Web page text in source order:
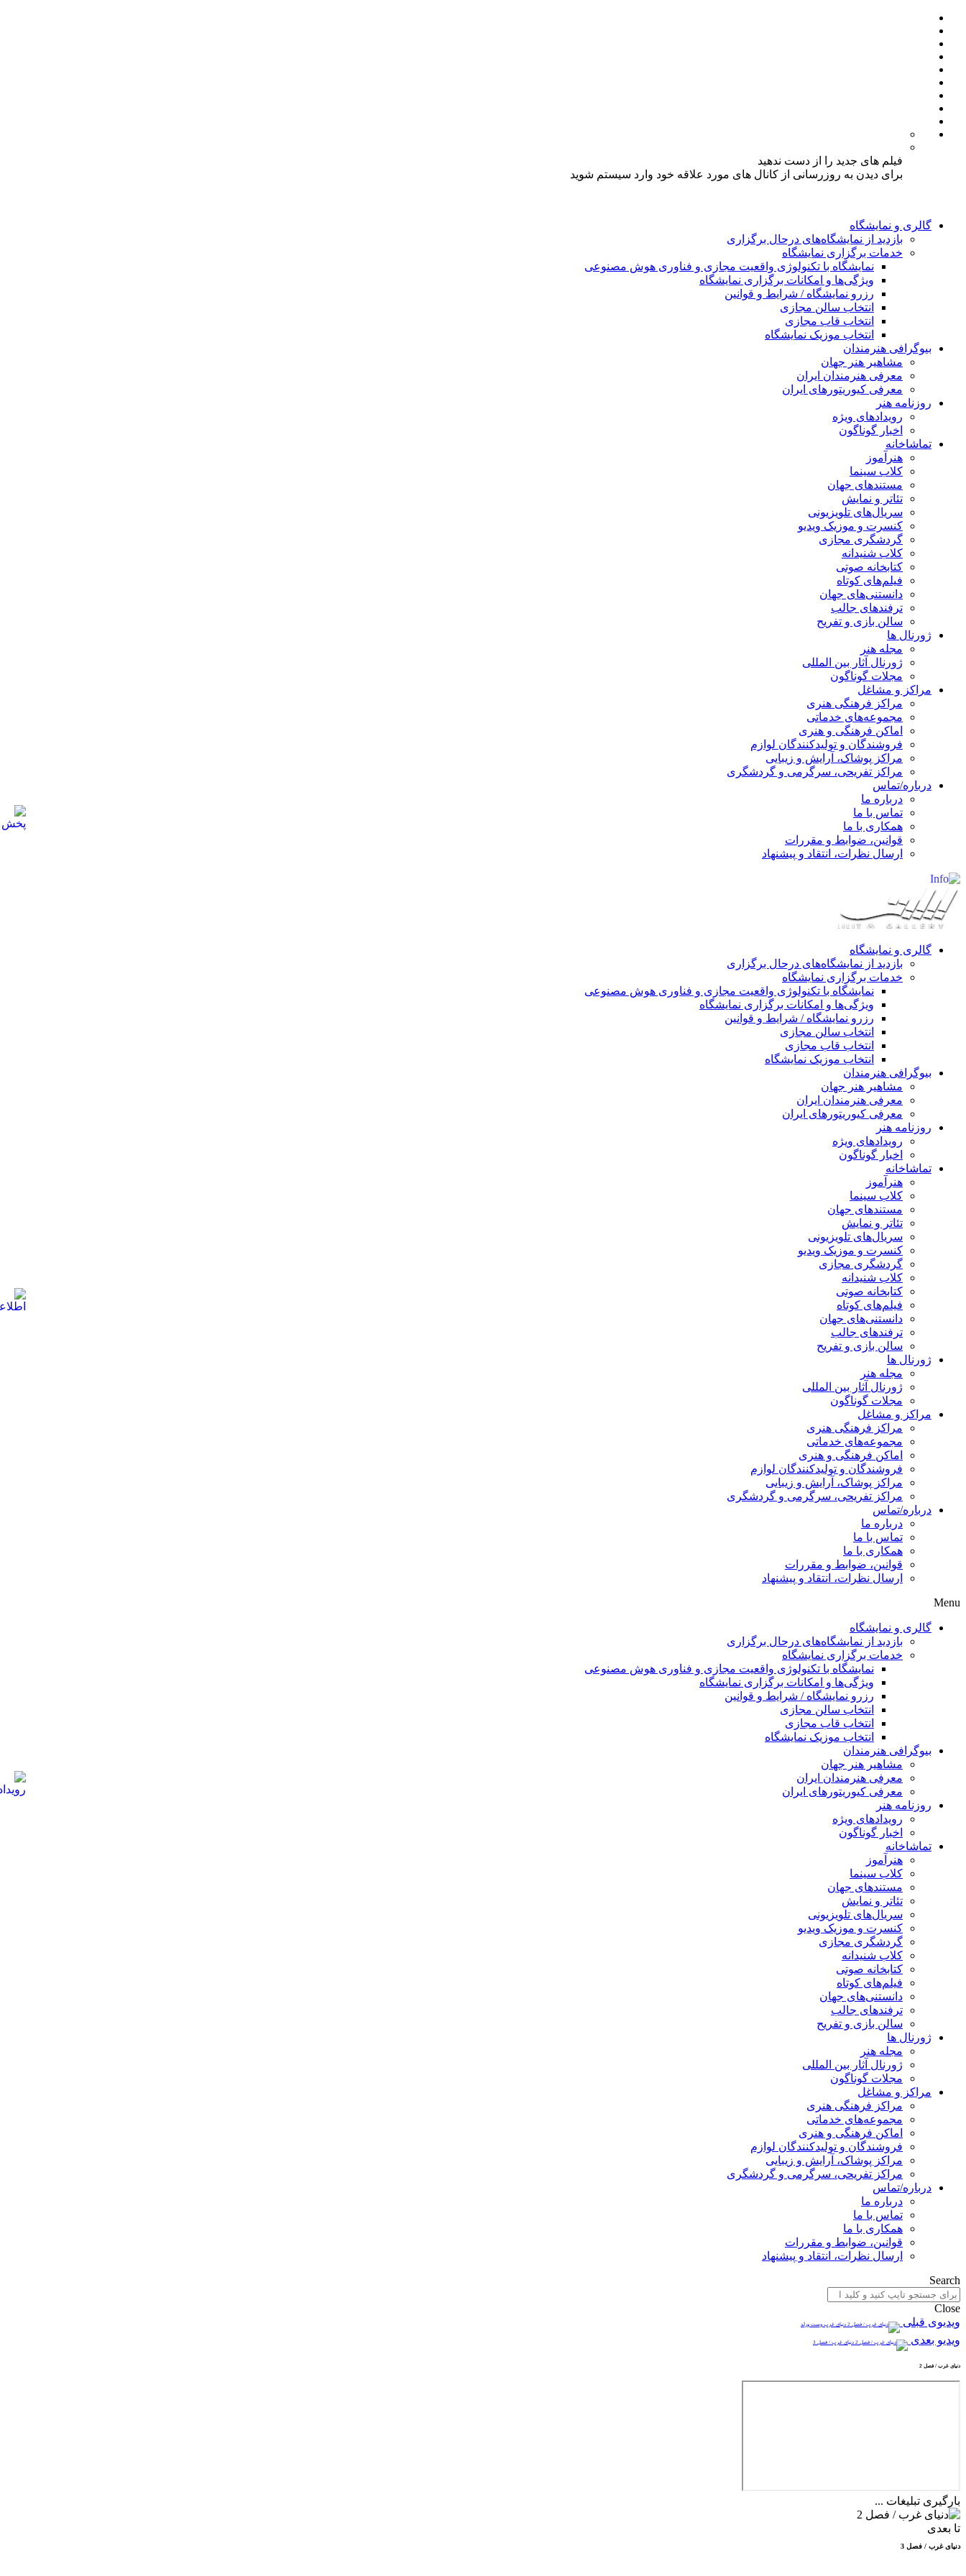
فیلم های جدید را از دست ندهید
برای دیدن به روزرسانی از کانال های مورد علاقه خود وارد سیستم شوید
گالری و نمایشگاه
بازدید از نمایشگاه‌های درحال برگزاری
خدمات برگزاری نمایشگاه
نمایشگاه با تکنولوژی واقعیت مجازی و فناوری هوش مصنوعی
ویژگی‌ها و امکانات برگزاری نمایشگاه
رزرو نمایشگاه / شرایط و قوانین
انتخاب سالن مجازی
انتخاب قاب مجازی
انتخاب موزیک نمایشگاه
بیوگرافی هنرمندان
مشاهیر هنر جهان
معرفی هنرمندان ایران
معرفی کیوریتورهای ایران
روزنامه هنر
رویدادهای ویژه
اخبار گوناگون
تماشاخانه
هنرآموز
کلاب سینما
مستندهای جهان
تئاتر و نمایش
سریال‌های تلویزیونی
کنسرت و موزیک ویدیو
گردشگری مجازی
کلاب شنیدانه
کتابخانه صوتی
فیلم‌های کوتاه
دانستنی‌های جهان
ترفندهای جالب
سالن بازی و تفریح
ژورنال ها
مجله هنر
ژورنال آثار بین المللی
مجلات گوناگون
مراکز و مشاغل
مراکز فرهنگی هنری
مجموعه‌های خدماتی
اماکن فرهنگی و هنری
فروشندگان و تولیدکنندگان لوازم
مراکز پوشاک، آرایش و زیبایی
مراکز تفریحی، سرگرمی و گردشگری
درباره/تماس
درباره ما
تماس با ما
همکاری با ما
قوانین، ضوابط و مقررات
ارسال نظرات، انتقاد و پیشنهاد
گالری و نمایشگاه
بازدید از نمایشگاه‌های درحال برگزاری
خدمات برگزاری نمایشگاه
نمایشگاه با تکنولوژی واقعیت مجازی و فناوری هوش مصنوعی
ویژگی‌ها و امکانات برگزاری نمایشگاه
رزرو نمایشگاه / شرایط و قوانین
انتخاب سالن مجازی
انتخاب قاب مجازی
انتخاب موزیک نمایشگاه
بیوگرافی هنرمندان
مشاهیر هنر جهان
معرفی هنرمندان ایران
معرفی کیوریتورهای ایران
روزنامه هنر
رویدادهای ویژه
اخبار گوناگون
تماشاخانه
هنرآموز
کلاب سینما
مستندهای جهان
تئاتر و نمایش
سریال‌های تلویزیونی
کنسرت و موزیک ویدیو
گردشگری مجازی
کلاب شنیدانه
کتابخانه صوتی
فیلم‌های کوتاه
دانستنی‌های جهان
ترفندهای جالب
سالن بازی و تفریح
ژورنال ها
مجله هنر
ژورنال آثار بین المللی
مجلات گوناگون
مراکز و مشاغل
مراکز فرهنگی هنری
مجموعه‌های خدماتی
اماکن فرهنگی و هنری
فروشندگان و تولیدکنندگان لوازم
مراکز پوشاک، آرایش و زیبایی
مراکز تفریحی، سرگرمی و گردشگری
درباره/تماس
درباره ما
تماس با ما
همکاری با ما
قوانین، ضوابط و مقررات
ارسال نظرات، انتقاد و پیشنهاد
Menu
گالری و نمایشگاه
بازدید از نمایشگاه‌های درحال برگزاری
خدمات برگزاری نمایشگاه
نمایشگاه با تکنولوژی واقعیت مجازی و فناوری هوش مصنوعی
ویژگی‌ها و امکانات برگزاری نمایشگاه
رزرو نمایشگاه / شرایط و قوانین
انتخاب سالن مجازی
انتخاب قاب مجازی
انتخاب موزیک نمایشگاه
بیوگرافی هنرمندان
مشاهیر هنر جهان
معرفی هنرمندان ایران
معرفی کیوریتورهای ایران
روزنامه هنر
رویدادهای ویژه
اخبار گوناگون
تماشاخانه
هنرآموز
کلاب سینما
مستندهای جهان
تئاتر و نمایش
سریال‌های تلویزیونی
کنسرت و موزیک ویدیو
گردشگری مجازی
کلاب شنیدانه
کتابخانه صوتی
فیلم‌های کوتاه
دانستنی‌های جهان
ترفندهای جالب
سالن بازی و تفریح
ژورنال ها
مجله هنر
ژورنال آثار بین المللی
مجلات گوناگون
مراکز و مشاغل
مراکز فرهنگی هنری
مجموعه‌های خدماتی
اماکن فرهنگی و هنری
فروشندگان و تولیدکنندگان لوازم
مراکز پوشاک، آرایش و زیبایی
مراکز تفریحی، سرگرمی و گردشگری
درباره/تماس
درباره ما
تماس با ما
همکاری با ما
قوانین، ضوابط و مقررات
ارسال نظرات، انتقاد و پیشنهاد
Search
Close
ویدیوی قبلی
دنیای غرب وست ورلد
ویدیو بعدی دنیای غرب / فصل 3
دنیای غرب / فصل 2
بارگیری تبلیغات ...
تا بعدی
دنیای غرب / فصل 3